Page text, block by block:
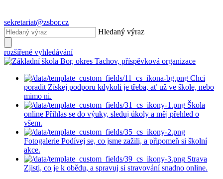
sekretariat@zsbor.cz
Hledaný výraz
rozšířené vyhledávání
Chci
poradit Získej podporu kdykoli je třeba, ať už ve škole, nebo
mimo ni.
Škola
online Přihlas se do výuky, sleduj úkoly a měj přehled o
všem.
Fotogalerie Podívej se, co jsme zažili, a připomeň si školní
akce.
Strava
Zjisti, co je k obědu, a spravuj si stravování snadno online.